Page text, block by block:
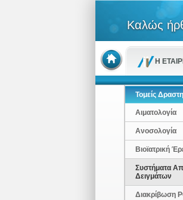
Καλώς
Η
Τομείς
Αιματολογία
Ανοσολογία
Βιοϊατρική
Συστήματα
Δειγμάτων
Διακρίβωση